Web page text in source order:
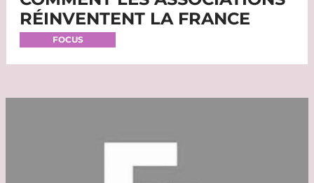
RÉINVENTENT LA FRANCE
FOCUS